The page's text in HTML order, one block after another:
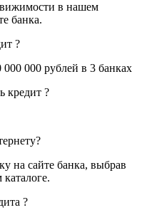
в нашем
банка.
?
000 рублей в 3 банках
кредит ?
на сайте банка, выбрав
?